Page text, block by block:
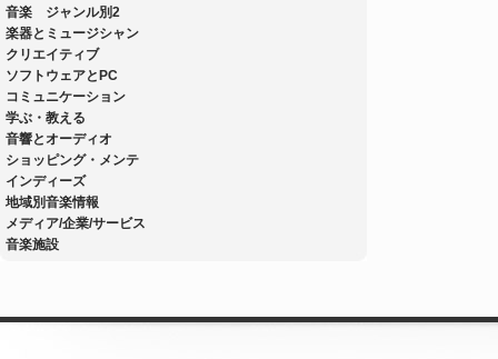
音楽 ジャンル別2
楽器とミュージシャン
クリエイティブ
ソフトウェアとPC
コミュニケーション
学ぶ・教える
音響とオーディオ
ショッピング・メンテ
インディーズ
地域別音楽情報
メディア/企業/サービス
音楽施設